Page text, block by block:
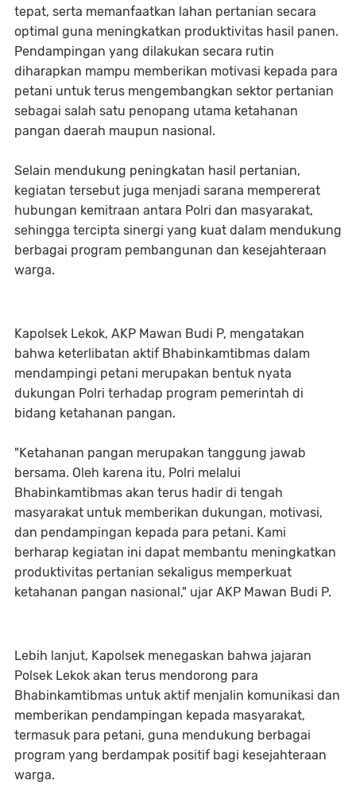
tepat, serta memanfaatkan lahan pertanian secara
optimal guna meningkatkan produktivitas hasil panen.
Pendampingan yang dilakukan secara rutin
diharapkan mampu memberikan motivasi kepada para
petani untuk terus mengembangkan sektor pertanian
sebagai salah satu penopang utama ketahanan
pangan daerah maupun nasional.
Selain mendukung peningkatan hasil pertanian,
kegiatan tersebut juga menjadi sarana mempererat
hubungan kemitraan antara Polri dan masyarakat,
sehingga tercipta sinergi yang kuat dalam mendukung
berbagai program pembangunan dan kesejahteraan
warga.
Kapolsek Lekok, AKP Mawan Budi P, mengatakan
bahwa keterlibatan aktif Bhabinkamtibmas dalam
mendampingi petani merupakan bentuk nyata
dukungan Polri terhadap program pemerintah di
bidang ketahanan pangan.
"Ketahanan pangan merupakan tanggung jawab
bersama. Oleh karena itu, Polri melalui
Bhabinkamtibmas akan terus hadir di tengah
masyarakat untuk memberikan dukungan, motivasi,
dan pendampingan kepada para petani. Kami
berharap kegiatan ini dapat membantu meningkatkan
produktivitas pertanian sekaligus memperkuat
ketahanan pangan nasional," ujar AKP Mawan Budi P.
Lebih lanjut, Kapolsek menegaskan bahwa jajaran
Polsek Lekok akan terus mendorong para
Bhabinkamtibmas untuk aktif menjalin komunikasi dan
memberikan pendampingan kepada masyarakat,
termasuk para petani, guna mendukung berbagai
program yang berdampak positif bagi kesejahteraan
warga.